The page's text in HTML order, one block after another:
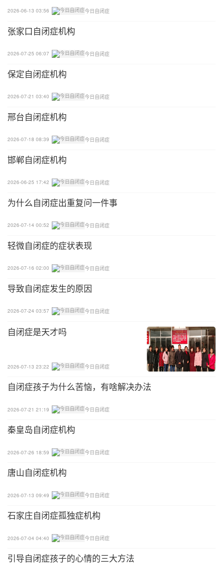
2026-06-13 03:56 今日自闭症
张家口自闭症机构
2026-07-25 06:07 今日自闭症
保定自闭症机构
2026-07-21 03:40 今日自闭症
邢台自闭症机构
2026-07-18 08:39 今日自闭症
邯郸自闭症机构
2026-06-25 17:42 今日自闭症
为什么自闭症出重复问一件事
2026-07-14 00:52 今日自闭症
轻微自闭症的症状表现
2026-07-16 02:00 今日自闭症
导致自闭症发生的原因
2026-07-24 03:57 今日自闭症
自闭症是天才吗
2026-07-13 23:22 今日自闭症
自闭症孩子为什么苦恼，有啥解决办法
2026-07-21 21:19 今日自闭症
秦皇岛自闭症机构
2026-07-26 18:59 今日自闭症
唐山自闭症机构
2026-07-13 09:49 今日自闭症
石家庄自闭症孤独症机构
2026-07-04 04:40 今日自闭症
引导自闭症孩子的心情的三大方法